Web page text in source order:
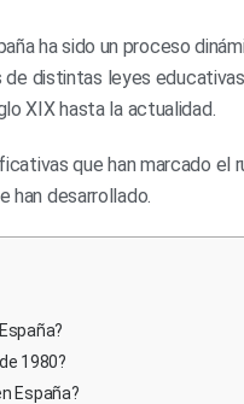
ha sido un proceso
distintas leyes
XIX hasta la actualidad.
que han marcado el
han desarrollado.
1980?
España?